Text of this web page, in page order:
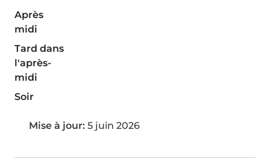
Après
midi
Tard dans
l'après-
midi
Soir
Mise à jour: 5 juin 2026